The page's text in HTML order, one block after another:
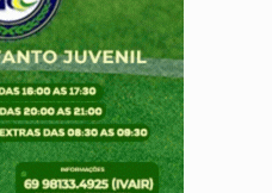
furtando moto na frente do bar
Iniciativa Amazônia+10 lança chamada para fortalecer
grandes reservas de urânio, mas produz pouco e
na fábrica da Coca-Cola é